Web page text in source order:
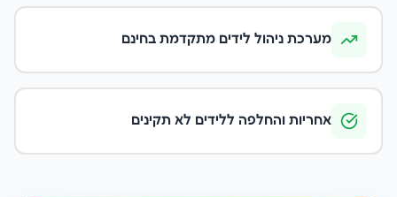
מערכת ניהול לידים מתקדמת בחינם
אחריות והחלפה ללידים לא תקינים